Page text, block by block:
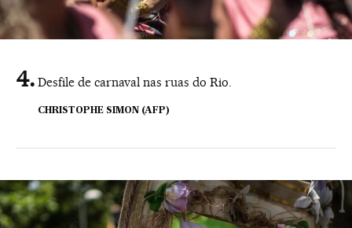
Desfile de carnaval nas ruas do Rio.
CHRISTOPHE SIMON (AFP)